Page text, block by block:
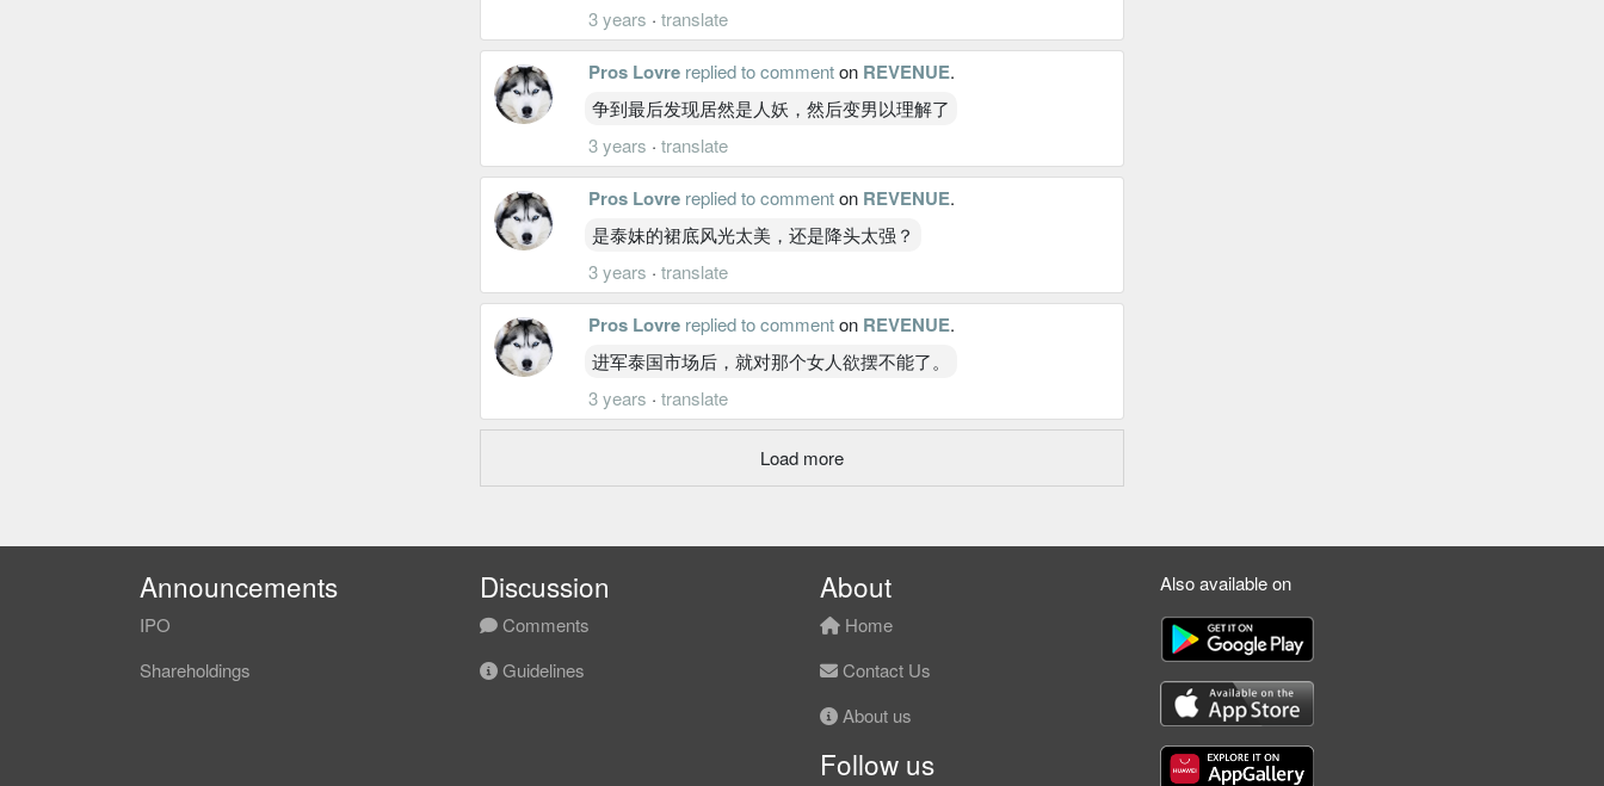
3 years · translate
Pros Lovre replied to commenton REVENUE.
争到最后发现居然是人妖，然后变男以理解了
3 years · translate
Pros Lovre replied to commenton REVENUE.
是泰妹的裙底风光太美，还是降头太强？
3 years · translate
Pros Lovre replied to commenton REVENUE.
进军泰国市场后，就对那个女人欲摆不能了。
3 years · translate
Load more
Announcements
IPO
Shareholdings
Discussion
Comments
Guidelines
About
Home
Contact Us
About us
Follow us
Also available on